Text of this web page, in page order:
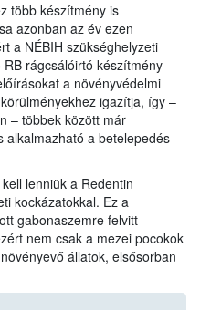
több készítmény is
azonban az év ezen
a NÉBIH szükséghelyzeti
rágcsálóirtó készítmény
a növényvédelmi
igazítja, így –
– többek között már
alkalmazható a betelepedés
lenniük a Redentin
kockázatokkal. Ez a
gabonaszemre felvitt
nem csak a mezei pocokok
állatok, elsősorban